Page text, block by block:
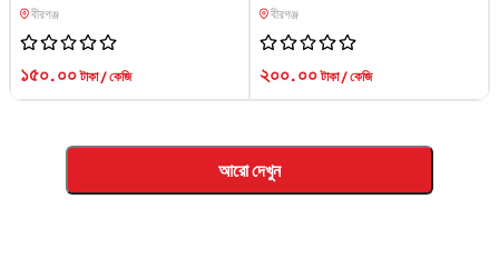
বীরগঞ্জ
১৫০.০০টাকা / কেজি
বীরগঞ্জ
২০০.০০টাকা / কেজি
আরো দেখুন